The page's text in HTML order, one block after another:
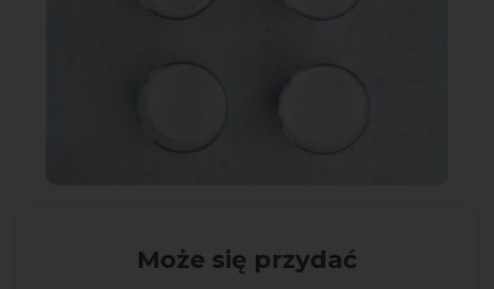
Może się przydać